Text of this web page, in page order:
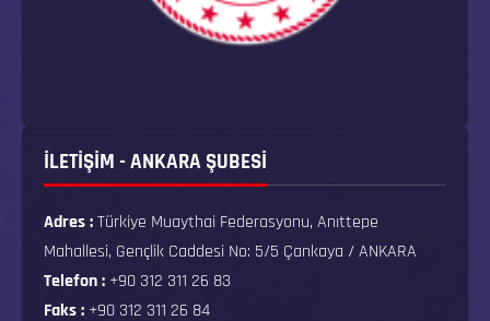
İLETİŞİM - ANKARA ŞUBESİ
Adres :Türkiye Muaythai Federasyonu, Anıttepe
Mahallesi, Gençlik Caddesi No: 5/5 Çankaya / ANKARA
Telefon : +90 312 311 26 83
Faks : +90 312 311 26 84